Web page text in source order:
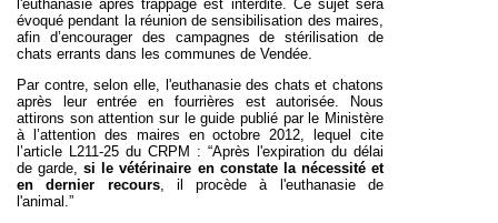
l'euthanasie après trappage est interdite. Ce sujet sera
évoqué pendant la réunion de sensibilisation des maires,
afin d’encourager des campagnes de stérilisation de
chats errants dans les communes de Vendée.
Par contre, selon elle, l'euthanasie des chats et chatons
après leur entrée en fourrières est autorisée. Nous
attirons son attention sur leguide publié par le Ministère
à l’attention des maires en octobre 2012, lequel cite
l’article L211-25 du CRPM : “Après l'expiration du délai
de garde,si le vétérinaire en constate la nécessité et
en dernier recours, il procède à l'euthanasie de
l'animal.”